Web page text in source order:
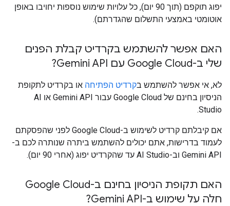
יפוג תוקפם (תוך 90 יום), כל עלויות שימוש נוספות יחויבו באופן
אוטומטי באמצעי התשלום שהגדרתם).
האם אפשר להשתמש בקרדיט קבלת הפנים
שלי ב-Google Cloud עם Gemini API?
לא, אי אפשר להשתמש בקרדיט הפתיחה או בקרדיט לתקופת
הניסיון בחינם של Google Cloud עבור Gemini API או AI
Studio.
אם קיבלתם קרדיט לשימוש ב-Google Cloud לפני שהפסקתם
לעמוד בדרישות, אתם יכולים להשתמש ביתרה שנותרה לכם ב-
Gemini API וב-AI Studio עד שהקרדיט יפוג (אחרי 90 יום).
האם תקופת הניסיון בחינם ב-Google Cloud
חלה על שימוש ב-Gemini API?